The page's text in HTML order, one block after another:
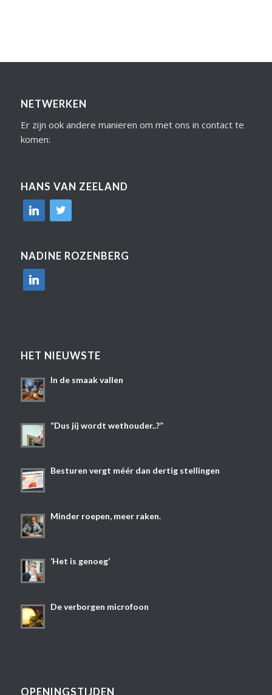
NETWERKEN
Er zijn ook andere manieren om met ons in contact te
komen:
HANS VAN ZEELAND
linkedin
twitter
NADINE ROZENBERG
linkedin
HET NIEUWSTE
In de smaak vallen
“Dus jíj wordt wethouder..?”
Besturen vergt méér dan dertig stellingen
Minder roepen, meer raken.
‘Het is genoeg’
De verborgen microfoon
OPENINGSTIJDEN